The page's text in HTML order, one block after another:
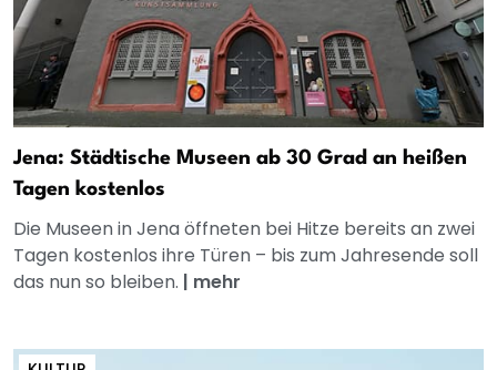
Jena: Städtische Museen ab 30 Grad an heißen
Tagen kostenlos
Die Museen in Jena öffneten bei Hitze bereits an zwei
Tagen kostenlos ihre Türen – bis zum Jahresende soll
das nun so bleiben. | mehr